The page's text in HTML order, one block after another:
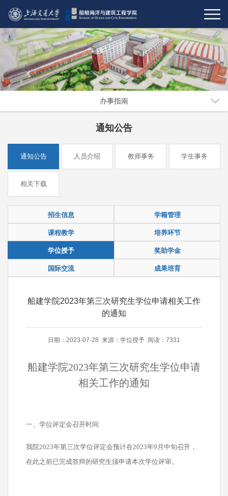
办事指南
通知公告
通知公告 人员介绍 教师事务 学生事务
相关下载
招生信息 学籍管理
课程教学 培养环节
学位授予 奖助学金
国际交流 成果培育
船建学院2023年第三次研究生学位申请相关工作
的通知
日期：2023-07-28 来源：学位授予 阅读：7331
船建学院2023年第三次研究生学位申请
相关工作的通知
一、学位评定会召开时间
我院2023年第三次学位评定会预计在2023年9月中旬召开，
在此之前已完成答辩的研究生须申请本次学位评审。